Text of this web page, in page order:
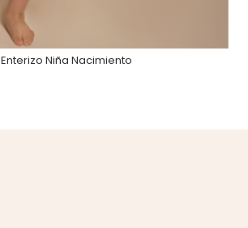
Enterizo Niña Nacimiento